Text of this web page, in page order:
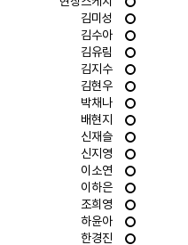
김미성
김수아
김유림
김지수
김현우
박채나
배현지
신재슬
신지영
이소연
이하은
조희영
하윤아
한경진